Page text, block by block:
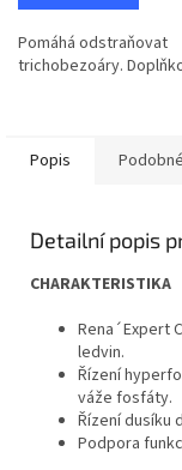
Pomáhá odstraňovat
trichobezoáry.
Popis
Detailní popis
CHARAKTERISTIKA
Rena´Expert
ledvin.
Řízení
váže fosfáty.
Řízení dusíku
Podpora